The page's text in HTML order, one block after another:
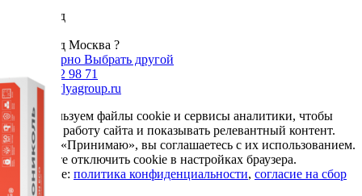
Ваш город
Ваш город Москва ?
Да, все верно Выбрать другой
+7 985 002 98 71
info@krovlyagroup.ru
Мы используем файлы cookie и сервисы аналитики, чтобы
улучшить работу сайта и показывать релевантный контент.
Нажимая «Принимаю», вы соглашаетесь с их использованием.
Вы можете отключить cookie в настройках браузера.
Подробнее: политика конфиденциальности, согласие на сбор
cookie